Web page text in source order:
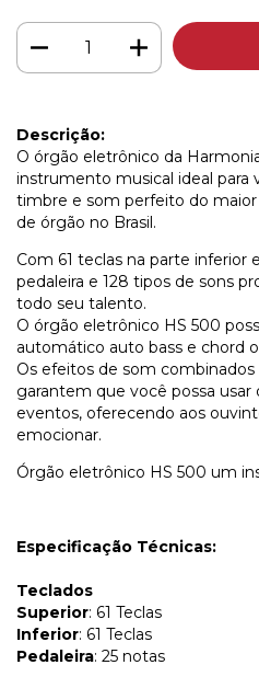
Descrição:
O órgão eletrônico da
instrumento musical ideal para
timbre e som perfeito do
de órgão no Brasil.
Com 61 teclas na parte inferior
pedaleira e 128 tipos de sons
todo seu talento.
O órgão eletrônico HS 500
automático auto bass e chord
Os efeitos de som
garantem que você possa usar
eventos, oferecendo aos
emocionar.
Órgão eletrônico HS 500 um
Especificação Técnicas:
Teclados
Superior: 61 Teclas
Inferior: 61 Teclas
Pedaleira: 25 notas